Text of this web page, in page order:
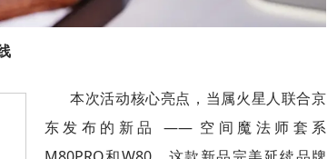
本次活动核心亮点，当属火星人联合京
东发布的新品 —— 空间魔法师套系